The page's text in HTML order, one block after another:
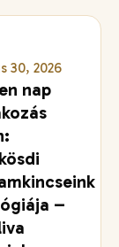
30, 2026
nap
–